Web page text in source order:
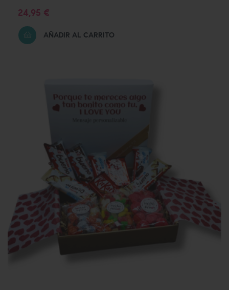
Precio
24,95 €
AÑADIR AL CARRITO